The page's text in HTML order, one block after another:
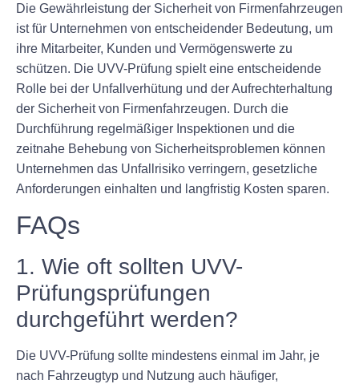
Die Gewährleistung der Sicherheit von Firmenfahrzeugen
ist für Unternehmen von entscheidender Bedeutung, um
ihre Mitarbeiter, Kunden und Vermögenswerte zu
schützen. Die UVV-Prüfung spielt eine entscheidende
Rolle bei der Unfallverhütung und der Aufrechterhaltung
der Sicherheit von Firmenfahrzeugen. Durch die
Durchführung regelmäßiger Inspektionen und die
zeitnahe Behebung von Sicherheitsproblemen können
Unternehmen das Unfallrisiko verringern, gesetzliche
Anforderungen einhalten und langfristig Kosten sparen.
FAQs
1. Wie oft sollten UVV-
Prüfungsprüfungen
durchgeführt werden?
Die UVV-Prüfung sollte mindestens einmal im Jahr, je
nach Fahrzeugtyp und Nutzung auch häufiger,